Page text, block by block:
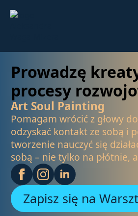
Prowadzę
procesy
Art Soul Painting
Pomagam wrócić z głowy
odzyskać kontakt ze sobą i
tworzenie nauczyć się
sobą – nie tylko na płótnie,
Zapisz się na